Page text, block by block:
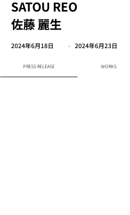
佐藤 麗生
SATOU REO
2024年6月18日 - 2024年6月23日
PRESS RELEASE WORKS